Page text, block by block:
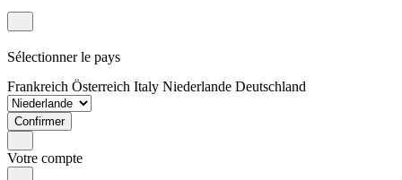
Sélectionner le pays
Frankreich Österreich Italy Niederlande Deutschland
Confirmer
Votre compte